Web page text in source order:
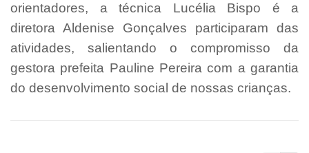
orientadores, a técnica Lucélia Bispo é a
diretora Aldenise Gonçalves participaram das
atividades, salientando o compromisso da
gestora prefeita Pauline Pereira com a garantia
do desenvolvimento social de nossas crianças.